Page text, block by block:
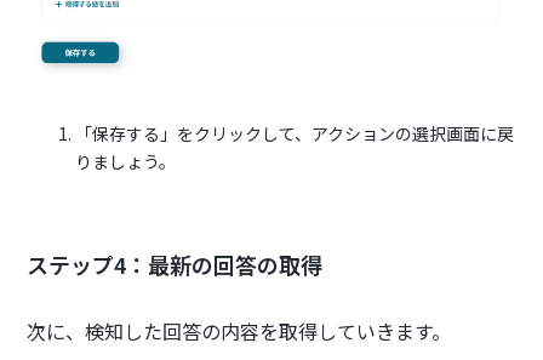
「保存する」をクリックして、アクションの選択画面に戻
りましょう。
ステップ4：最新の回答の取得
次に、検知した回答の内容を取得していきます。